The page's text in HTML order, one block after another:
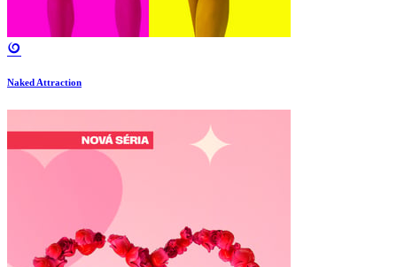
Naked Attraction